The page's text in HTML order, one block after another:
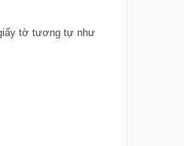
tờ tương tự như